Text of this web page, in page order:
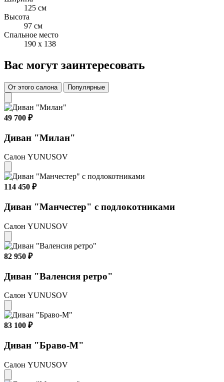
125 см
Высота
97 см
Спальное место
190 x 138
Вас могут заинтересовать
От этого салона Популярные
49 700 ₽
Диван "Милан"
Салон YUNUSOV
114 450 ₽
Диван "Манчестер" с подлокотниками
Салон YUNUSOV
82 950 ₽
Диван "Валенсия ретро"
Салон YUNUSOV
83 100 ₽
Диван "Браво-М"
Салон YUNUSOV